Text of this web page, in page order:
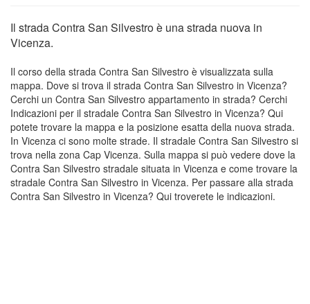
Il strada Contra San Silvestro è una strada nuova in
Vicenza.
Il corso della strada Contra San Silvestro è visualizzata sulla
mappa. Dove si trova il strada Contra San Silvestro in Vicenza?
Cerchi un Contra San Silvestro appartamento in strada? Cerchi
Indicazioni per il stradale Contra San Silvestro in Vicenza? Qui
potete trovare la mappa e la posizione esatta della nuova strada.
In Vicenza ci sono molte strade. Il stradale Contra San Silvestro si
trova nella zona Cap Vicenza. Sulla mappa si può vedere dove la
Contra San Silvestro stradale situata in Vicenza e come trovare la
stradale Contra San Silvestro in Vicenza. Per passare alla strada
Contra San Silvestro in Vicenza? Qui troverete le indicazioni.